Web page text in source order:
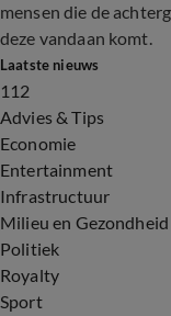
mensen die de
deze vandaan komt.
Laatste nieuws
112
Advies & Tips
Economie
Entertainment
Infrastructuur
Milieu en Gezondheid
Politiek
Royalty
Sport